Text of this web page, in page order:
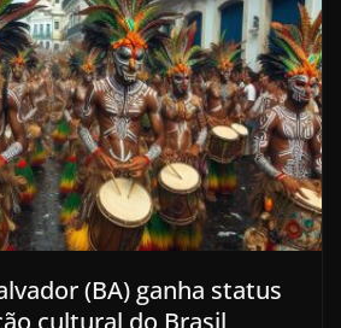
(BA) ganha status
cultural do Brasil